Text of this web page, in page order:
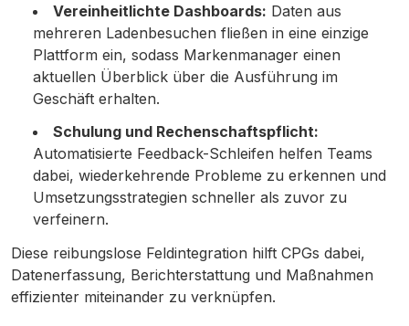
Vereinheitlichte Dashboards: Daten aus
mehreren Ladenbesuchen fließen in eine einzige
Plattform ein, sodass Markenmanager einen
aktuellen Überblick über die Ausführung im
Geschäft erhalten.
Schulung und Rechenschaftspflicht:
Automatisierte Feedback-Schleifen helfen Teams
dabei, wiederkehrende Probleme zu erkennen und
Umsetzungsstrategien schneller als zuvor zu
verfeinern.
Diese reibungslose Feldintegration hilft CPGs dabei,
Datenerfassung, Berichterstattung und Maßnahmen
effizienter miteinander zu verknüpfen.